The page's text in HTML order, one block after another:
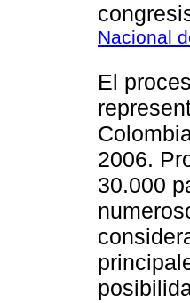
Nacional
El
2006.
30.000